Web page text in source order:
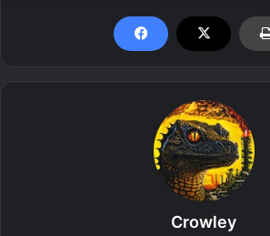
Crowley